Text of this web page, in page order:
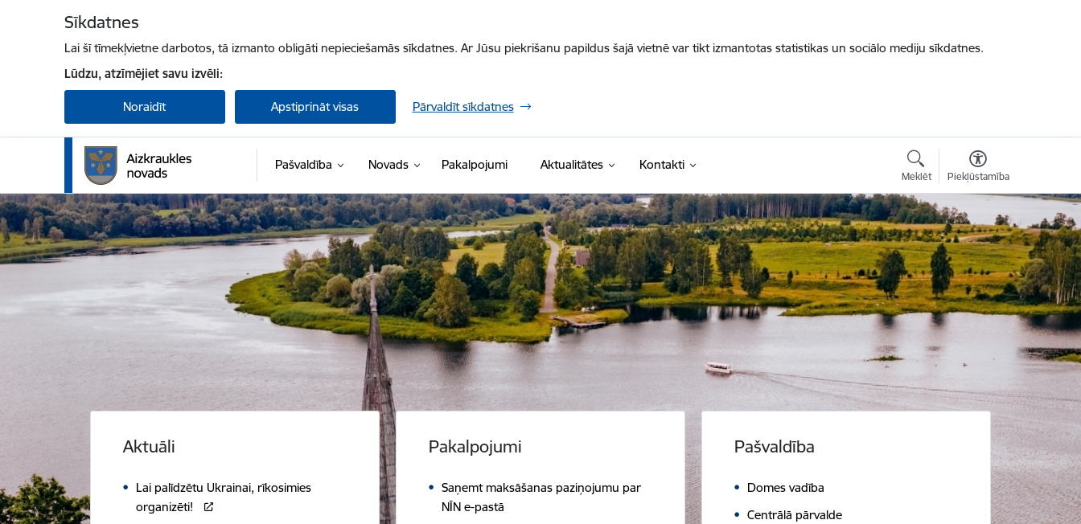
Sīkdatnes
Lai šī tīmekļvietne darbotos, tā izmanto obligāti nepieciešamās sīkdatnes. Ar Jūsu piekrišanu papildus šajā vietnē var tikt izmantotas statistikas un sociālo mediju sīkdatnes.
Lūdzu, atzīmējiet savu izvēli:
Noraidīt Apstiprināt visas Pārvaldīt sīkdatnes
Pašvaldība Novads Pakalpojumi Aktualitātes Kontakti
Meklēt Piekļūstamība
Aizkraukles novada pašvaldība
Aktuāli
Lai palīdzētu Ukrainai, rīkosimies
organizēti!
Pakalpojumi
Saņemt maksāšanas paziņojumu par
NĪN e-pastā
Pašvaldība
Domes vadība
Centrālā pārvalde